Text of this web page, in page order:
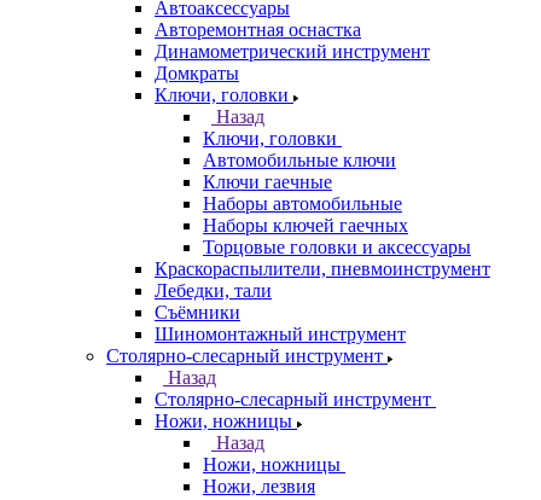
Автоаксессуары
Авторемонтная оснастка
Динамометрический инструмент
Домкраты
Ключи, головки
Назад
Ключи, головки
Автомобильные ключи
Ключи гаечные
Наборы автомобильные
Наборы ключей гаечных
Торцовые головки и аксессуары
Краскораспылители, пневмоинструмент
Лебедки, тали
Съёмники
Шиномонтажный инструмент
Столярно-слесарный инструмент
Назад
Столярно-слесарный инструмент
Ножи, ножницы
Назад
Ножи, ножницы
Ножи, лезвия